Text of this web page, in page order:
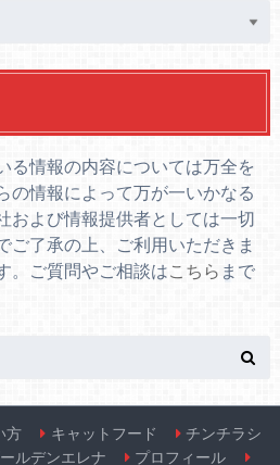
る情報の内容については万全を
の情報によって万が一いかなる
および情報提供者としては一切
ご了承の上、ご利用いただきま
。ご質問やご相談はこちら まで
方 キャットフード
チンチラシ
ルデンエレナ プロフィール